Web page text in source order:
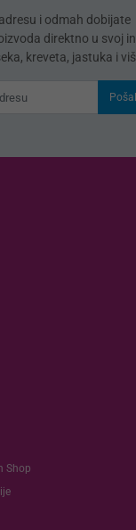
i odmah dobijate
direktno u svoj
kreveta, jastuka i
Shop